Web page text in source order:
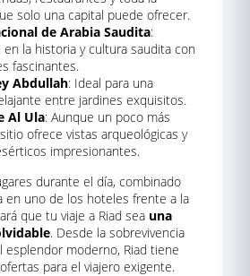
solo una capital puede ofrecer.
de Arabia Saudita:
en la historia y cultura saudita con
fascinantes.
Abdullah: Ideal para una
entre jardines exquisitos.
Al Ula: Aunque un poco más
ofrece vistas arqueológicas y
impresionantes.
durante el día, combinado
en uno de los hoteles frente a la
que tu viaje a Riad sea una
. Desde la sobrevivencia
esplendor moderno, Riad tiene
para el viajero exigente.